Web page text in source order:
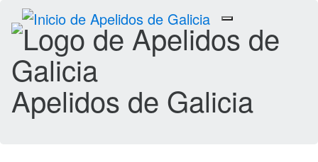
Toggle
navigation
Apelidos de Galicia